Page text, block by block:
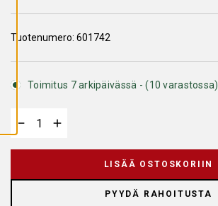
K
E
V
S
E
E
Tuotenumero: 601742
Toimitus 7 arkipäivässä - (10 varastossa)
LISÄÄ OSTOSKORIIN
PYYDÄ RAHOITUSTA